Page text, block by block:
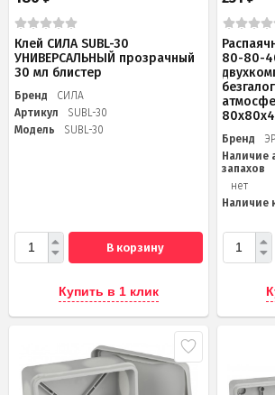
Клей СИЛА SUBL-30
УНИВЕРСАЛЬНЫЙ прозрачный
30 мл блистер
Бренд
СИЛА
Артикул
SUBL-30
Модель
SUBL-30
В корзину
Купить в 1 клик
80-80-
Бренд
Наличие
запахов
нет
Наличие